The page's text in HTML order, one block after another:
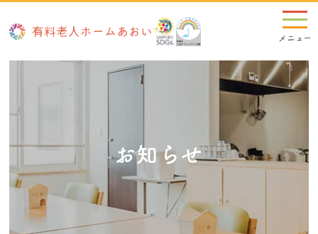
お知らせ